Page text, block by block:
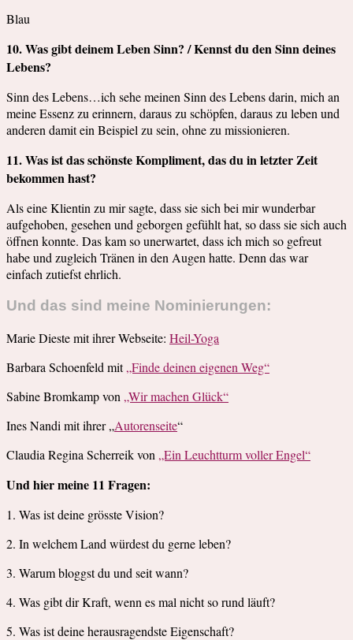
Blau
10. Was gibt deinem Leben Sinn? / Kennst du den Sinn deines
Lebens?
Sinn des Lebens…ich sehe meinen Sinn des Lebens darin, mich an
meine Essenz zu erinnern, daraus zu schöpfen, daraus zu leben und
anderen damit ein Beispiel zu sein, ohne zu missionieren.
11. Was ist das schönste Kompliment, das du in letzter Zeit
bekommen hast?
Als eine Klientin zu mir sagte, dass sie sich bei mir wunderbar
aufgehoben, gesehen und geborgen gefühlt hat, so dass sie sich auch
öffnen konnte. Das kam so unerwartet, dass ich mich so gefreut
habe und zugleich Tränen in den Augen hatte. Denn das war
einfach zutiefst ehrlich.
Und das sind meine Nominierungen:
Marie Dieste mit ihrer Webseite: Heil-Yoga
Barbara Schoenfeld mit„Finde deinen eigenen Weg“
Sabine Bromkamp von „Wir machen Glück“
Ines Nandi mit ihrer „Autorenseite“
Claudia Regina Scherreik von „Ein Leuchtturm voller Engel“
Und hier meine 11 Fragen:
1. Was ist deine grösste Vision?
2. In welchem Land würdest du gerne leben?
3. Warum bloggst du und seit wann?
4. Was gibt dir Kraft, wenn es mal nicht so rund läuft?
5. Was ist deine herausragendste Eigenschaft?